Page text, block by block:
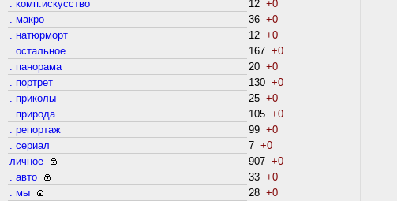
. комп.искусство
12 +0
. макро
36 +0
. натюрморт
12 +0
. остальное
167 +0
. панорама
20 +0
. портрет
130 +0
. приколы
25 +0
. природа
105 +0
. репортаж
99 +0
. сериал
7 +0
личное
907 +0
. авто
33 +0
. мы
28 +0